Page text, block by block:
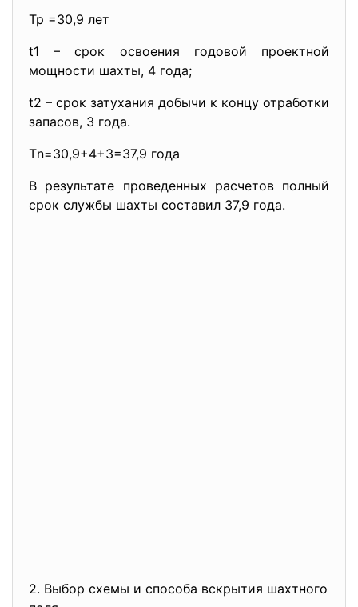
Tp =30,9 лет
t1 – срок освоения годовой проектной
мощности шахты, 4 года;
t2 – срок затухания добычи к концу отработки
запасов, 3 года.
Тn=30,9+4+3=37,9 года
В результате проведенных расчетов полный
срок службы шахты составил 37,9 года.
2. Выбор схемы и способа вскрытия шахтного